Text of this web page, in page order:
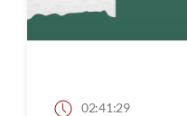
02:41:29